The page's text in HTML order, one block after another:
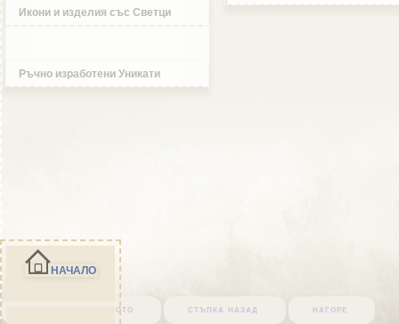
Икони и изделия със Светци
Ръчно изработени Уникати
върни се в началото стъпка назад нагоре
НАЧАЛО